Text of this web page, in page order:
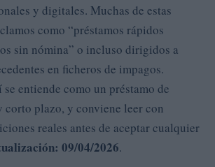
y digitales. Muchas de estas
como “préstamos rápidos
sin nómina” o incluso dirigidos a
en ficheros de impagos.
se entiende como un préstamo de
corto plazo, y conviene leer con
reales antes de aceptar cualquier
09/04/2026.